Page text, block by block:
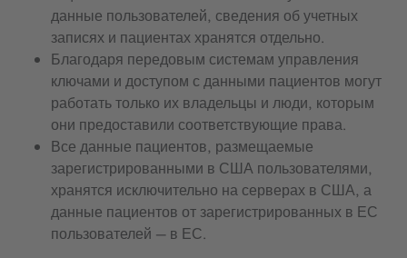
данные пользователей, сведения об учетных
записях и пациентах хранятся отдельно.
Благодаря передовым системам управления
ключами и доступом с данными пациентов могут
работать только их владельцы и люди, которым
они предоставили соответствующие права.
Все данные пациентов, размещаемые
зарегистрированными в США пользователями,
хранятся исключительно на серверах в США, а
данные пациентов от зарегистрированных в ЕС
пользователей — в ЕС.